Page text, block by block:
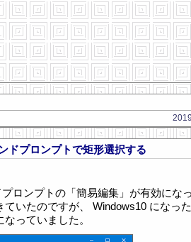
ドプロンプトで矩形選択する
ロンプトの「簡易編集」が有効にな
ていたのですが、 Windows10 になっ
っていました。